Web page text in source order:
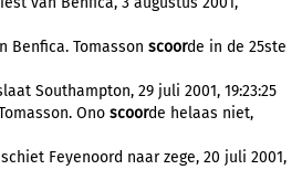
Benfica. Tomasson scoorde in de 25ste
Southampton, 29 juli 2001, 19:23:25
Ono scoorde helaas niet,
Feyenoord naar zege, 20 juli 2001,